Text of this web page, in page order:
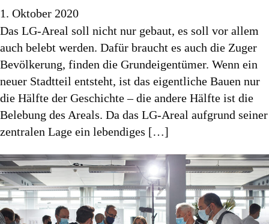
1. Oktober 2020
Das LG-Areal soll nicht nur gebaut, es soll vor allem
auch belebt werden. Dafür braucht es auch die Zuger
Bevölkerung, finden die Grundeigentümer. Wenn ein
neuer Stadtteil entsteht, ist das eigentliche Bauen nur
die Hälfte der Geschichte – die andere Hälfte ist die
Belebung des Areals. Da das LG-Areal aufgrund seiner
zentralen Lage ein lebendiges […]